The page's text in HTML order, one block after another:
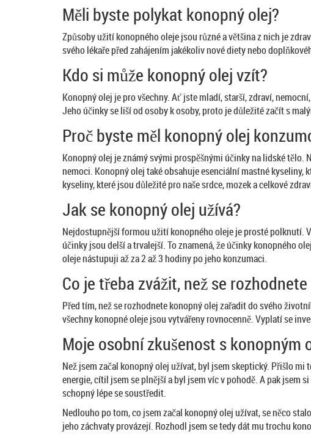
Měli byste polykat konopný olej?
Způsoby užití konopného oleje jsou různé a většina z nich je
svého lékaře před zahájením jakékoliv nové diety nebo
Kdo si může konopný olej vzít?
Konopný olej je pro všechny. Ať jste mladí, starší, zdraví,
Jeho účinky se liší od osoby k osoby, proto je důležité začít s
Proč byste měl konopný olej
Konopný olej je známý svými prospěšnými účinky na lidské
nemoci. Konopný olej také obsahuje esenciální mastné kyseliny,
kyseliny, které jsou důležité pro naše srdce, mozek a celkové
Jak se konopný olej užívá?
Nejdostupnější formou užití konopného oleje je prosté polknutí.
účinky jsou delší a trvalejší. To znamená, že účinky konopného
oleje nástupuji až za 2 až 3 hodiny po jeho konzumaci.
Co je třeba zvážit, než se
Před tím, než se rozhodnete konopný olej zařadit do svého
všechny konopné oleje jsou vytvářeny rovnocenně. Vyplatí se
Moje osobní zkušenost s konopným
Než jsem začal konopný olej užívat, byl jsem skeptický. Přišlo
energie, cítil jsem se plnější a byl jsem víc v pohodě. A pak jsem
schopný lépe se soustředit.
Nedlouho po tom, co jsem začal konopný olej užívat, se něco
jeho záchvaty provázejí. Rozhodl jsem se tedy dát mu trochu